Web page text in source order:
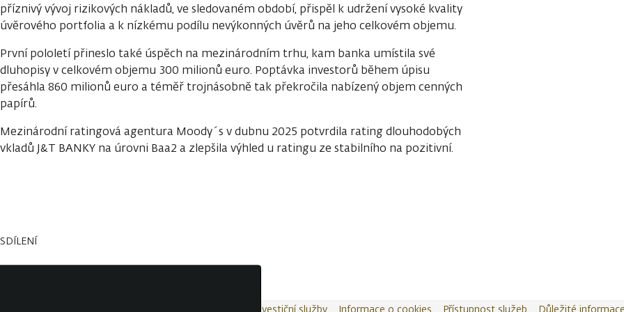
příznivý vývoj rizikových nákladů, ve sledovaném období, přispěl k udržení vysoké kvality
úvěrového portfolia a k nízkému podílu nevýkonných úvěrů na jeho celkovém objemu.
První pololetí přineslo také úspěch na mezinárodním trhu, kam banka umístila své
dluhopisy v celkovém objemu 300 milionů euro. Poptávka investorů během úpisu
přesáhla 860 milionů euro a téměř trojnásobně tak překročila nabízený objem cenných
papírů.
Mezinárodní ratingová agentura Moody´s v dubnu 2025 potvrdila rating dlouhodobých
vkladů J&T BANKY na úrovni Baa2 a zlepšila výhled u ratingu ze stabilního na pozitivní.
SDÍLENÍ
Investiční služby Informace o cookies Přístupnost služeb Důležité